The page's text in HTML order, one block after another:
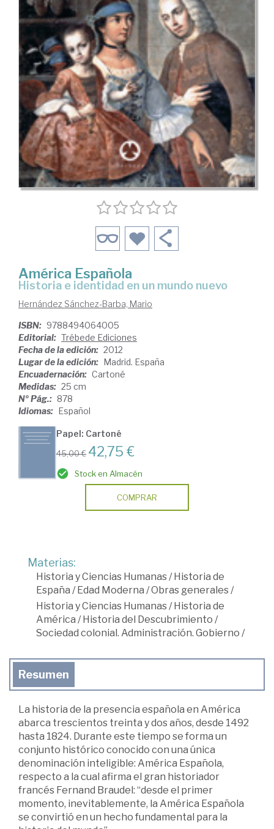
América Española
Historia e identidad en un mundo nuevo
Hernández Sánchez-Barba, Mario
ISBN: 9788494064005
Editorial: Trébede Ediciones
Fecha de la edición: 2012
Lugar de la edición: Madrid. España
Encuadernación: Cartoné
Medidas: 25 cm
Nº Pág.: 878
Idiomas: Español
Papel: Cartoné
45,00 € 42,75 €
Stock en Almacén
COMPRAR
Materias:
Historia y Ciencias Humanas /Historia de
España /Edad Moderna /Obras generales /
Historia y Ciencias Humanas /Historia de
América /Historia del Descubrimiento /
Sociedad colonial. Administración. Gobierno /
Resumen
La historia de la presencia española en América
abarca trescientos treinta y dos años, desde 1492
hasta 1824. Durante este tiempo se forma un
conjunto histórico conocido con una única
denominación inteligible: América Española,
respecto a la cual afirma el gran historiador
francés Fernand Braudel: “desde el primer
momento, inevitablemente, la América Española
se convirtió en un hecho fundamental para la